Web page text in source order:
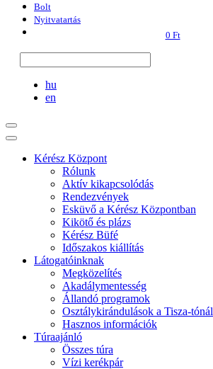
Bolt
Nyitvatartás
0 Ft
hu
en
Kérész Központ
Rólunk
Aktív kikapcsolódás
Rendezvények
Esküvő a Kérész Központban
Kikötő és plázs
Kérész Büfé
Időszakos kiállítás
Látogatóinknak
Megközelítés
Akadálymentesség
Állandó programok
Osztálykirándulások a Tisza-tónál
Hasznos információk
Túraajánló
Összes túra
Vízi kerékpár